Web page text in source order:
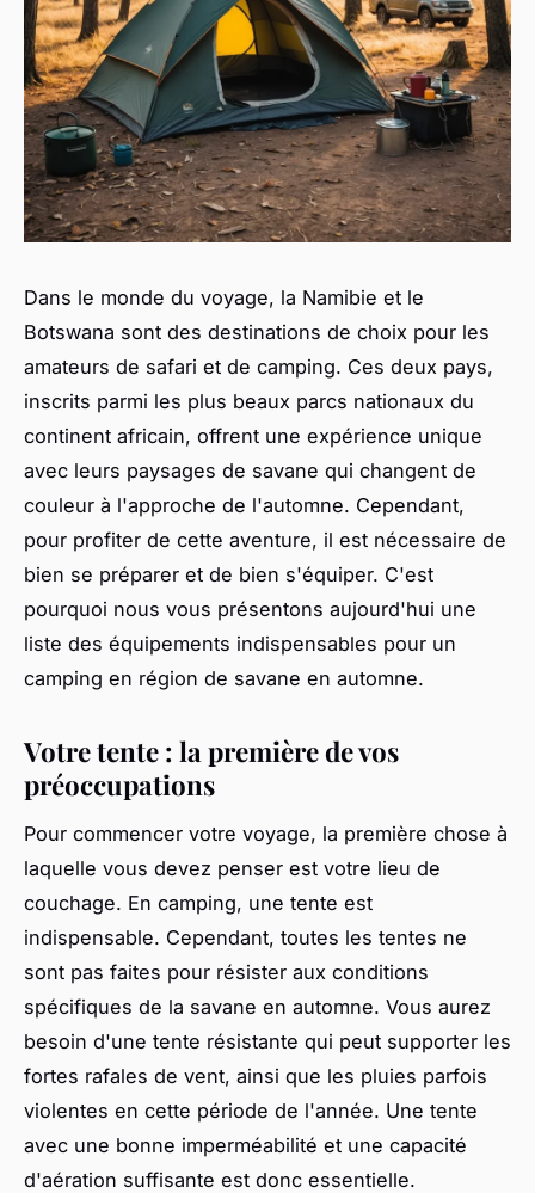
Dans le monde du voyage, la Namibie et le
Botswana sont des destinations de choix pour les
amateurs de safari et de camping. Ces deux pays,
inscrits parmi les plus beaux parcs nationaux du
continent africain, offrent une expérience unique
avec leurs paysages de savane qui changent de
couleur à l'approche de l'automne. Cependant,
pour profiter de cette aventure, il est nécessaire de
bien se préparer et de bien s'équiper. C'est
pourquoi nous vous présentons aujourd'hui une
liste des équipements indispensables pour un
camping en région de savane en automne.
Votre tente : la première de vos
préoccupations
Pour commencer votre voyage, la première chose à
laquelle vous devez penser est votre lieu de
couchage. En camping, une tente est
indispensable. Cependant, toutes les tentes ne
sont pas faites pour résister aux conditions
spécifiques de la savane en automne. Vous aurez
besoin d'une tente résistante qui peut supporter les
fortes rafales de vent, ainsi que les pluies parfois
violentes en cette période de l'année. Une tente
avec une bonne imperméabilité et une capacité
d'aération suffisante est donc essentielle.